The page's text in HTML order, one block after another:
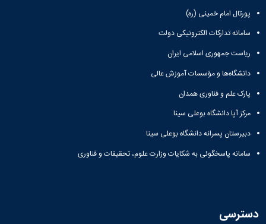
پورتال امام خمینی (ره)
سامانه تدارکات الکترونیکی دولت
ریاست جمهوری اسلامی ایران
دانشگاه‌ها و مؤسسات آموزش عالی
پارک علم و فناوری همدان
مرکز آپا دانشگاه بوعلی سینا
دبیرستان پسرانه دانشگاه بوعلی سینا
سامانه پاسخگوئی به شکایات وزارت علوم، تحقیقات و فناوری
دسترسی